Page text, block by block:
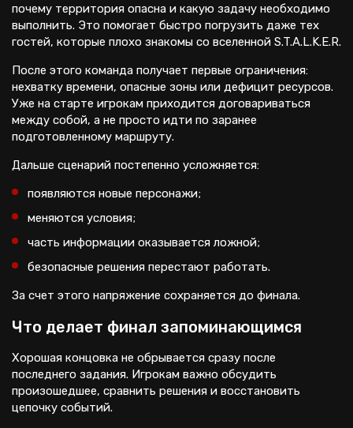
почему территория опасна и какую задачу необходимо
выполнить. Это помогает быстро погрузить даже тех
гостей, которые плохо знакомы со вселенной S.T.A.L.K.E.R.
После этого команда получает первые ограничения:
нехватку времени, опасные зоны или дефицит ресурсов.
Уже на старте игрокам приходится договариваться
между собой, а не просто идти по заранее
подготовленному маршруту.
Дальше сценарий постепенно усложняется:
появляются новые персонажи;
меняются условия;
часть информации оказывается ложной;
безопасные решения перестают работать.
За счет этого напряжение сохраняется до финала.
Что делает финал запоминающимся
Хорошая концовка не обрывается сразу после
последнего задания. Игрокам важно обсудить
произошедшее, сравнить решения и восстановить
цепочку событий.